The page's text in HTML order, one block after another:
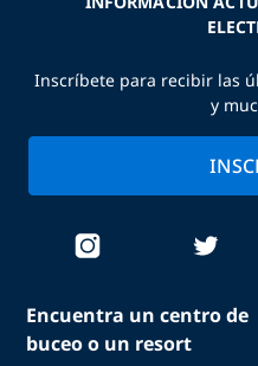
Encuentra un centro de
buceo o un resort
Inscríbete para recibir las
y